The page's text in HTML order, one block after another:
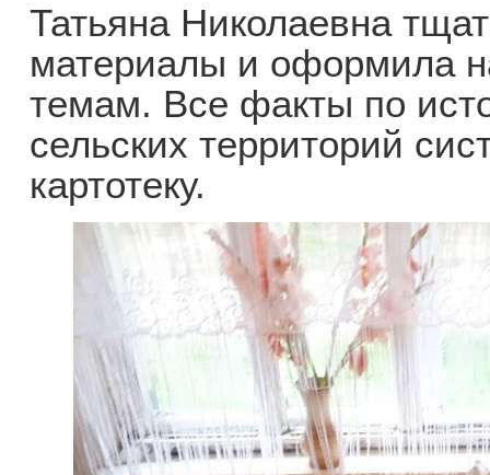
Татьяна Николаевна
материалы и оформила
темам. Все факты по
сельских территорий
картотеку.